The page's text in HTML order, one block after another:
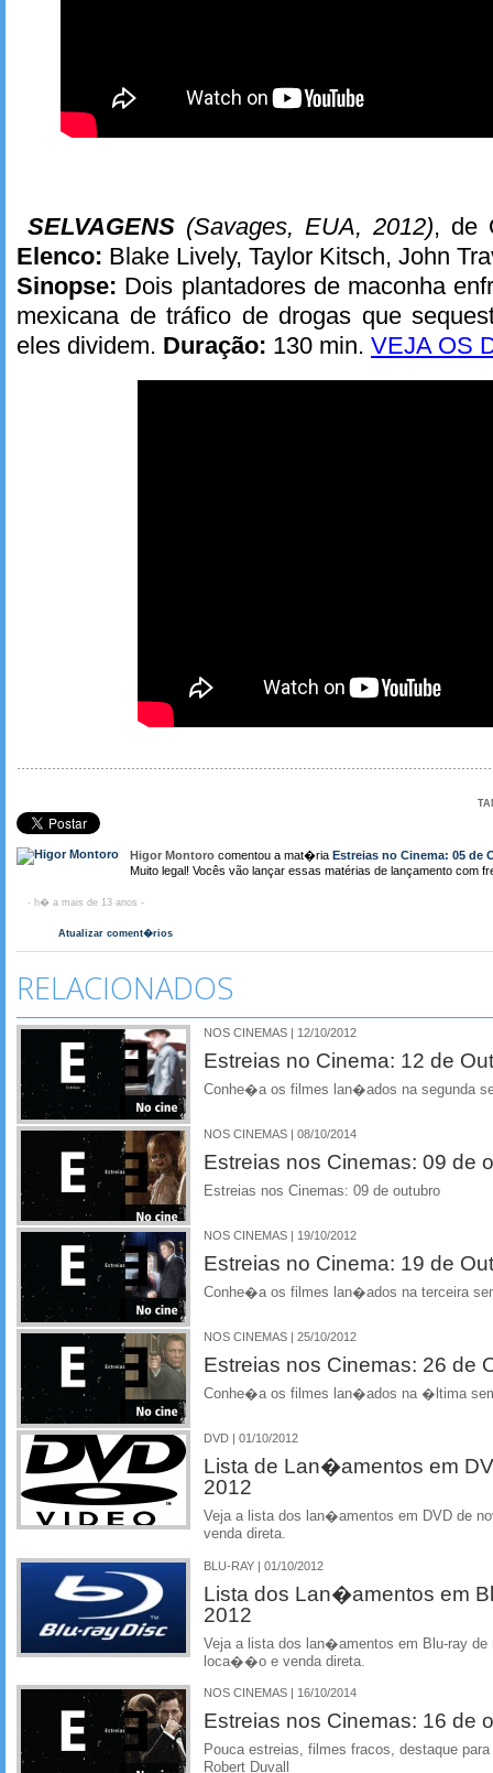
SELVAGENS (Savages, EUA, 2012), de
Elenco: Blake Lively, Taylor Kitsch, John
Sinopse: Dois plantadores de maconha
mexicana de tráfico de drogas que
eles dividem. Duração: 130 min. VEJA OS
Higor Montoro comentou a mat�ria Estreias no Cinema: 05 de
Muito legal! Vocês vão lançar essas matérias de lançamento com
- h� a mais de 13 anos -
Atualizar coment�rios
RELACIONADOS
NOS CINEMAS | 12/10/2012
Estreias no Cinema: 12 de
Conhe�a os filmes lan�ados na segunda
NOS CINEMAS | 08/10/2014
Estreias nos Cinemas: 09 de
Estreias nos Cinemas: 09 de outubro
NOS CINEMAS | 19/10/2012
Estreias no Cinema: 19 de
Conhe�a os filmes lan�ados na terceira
NOS CINEMAS | 25/10/2012
Estreias nos Cinemas: 26 de
Conhe�a os filmes lan�ados na �ltima
DVD | 01/10/2012
Lista de Lan�amentos em
2012
Veja a lista dos lan�amentos em DVD de
venda direta.
BLU-RAY | 01/10/2012
Lista dos Lan�amentos em
2012
Veja a lista dos lan�amentos em Blu-ray de
loca��o e venda direta.
NOS CINEMAS | 16/10/2014
Estreias nos Cinemas: 16 de
Pouca estreias, filmes fracos, destaque
Robert Duvall